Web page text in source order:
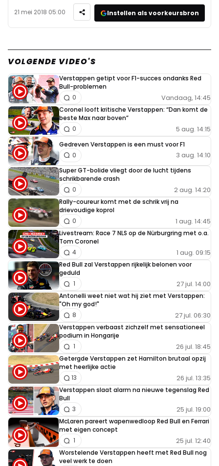
21 mei 2018 05:00 Instellen als voorkeursbron
VOLGENDE VIDEO'S
Verstappen getipt voor F1-succes ondanks Red
Bull-problemen
Vandaag, 14:45
0
Coronel looft kritische Verstappen: “Dan komt de
beste Max naar boven”
5 aug. 14:15
0
Gedreven Verstappen is een must voor F1
3 aug. 14:10
0
Super GT-bolide vliegt door de lucht tijdens
schrikbarende crash
2 aug. 14:20
0
Rally-coureur komt met de schrik vrij na
drievoudige koprol
1 aug. 14:45
0
Livestream: Race 7 NLS op de Nürburgring met o.a.
Tom Coronel
1 aug. 09:15
4
Red Bull zal Verstappen rijkelijk belonen voor
geduld
27 jul. 14:00
1
Antonelli weet niet wat hij ziet met Verstappen:
"Oh my god!"
27 jul. 06:30
8
Verstappen verbaast zichzelf met sensationeel
podium in Hongarije
26 jul. 18:45
1
Getergde Verstappen zet Hamilton brutaal opzij
met heerlijke actie
26 jul. 13:35
13
Verstappen slaat alarm na nieuwe tegenslag Red
Bull
25 jul. 19:00
3
McLaren pareert wapenwedloop Red Bull en Ferrari
met eigen concept
25 jul. 12:40
1
Worstelende Verstappen heeft met Red Bull nog
veel werk te doen